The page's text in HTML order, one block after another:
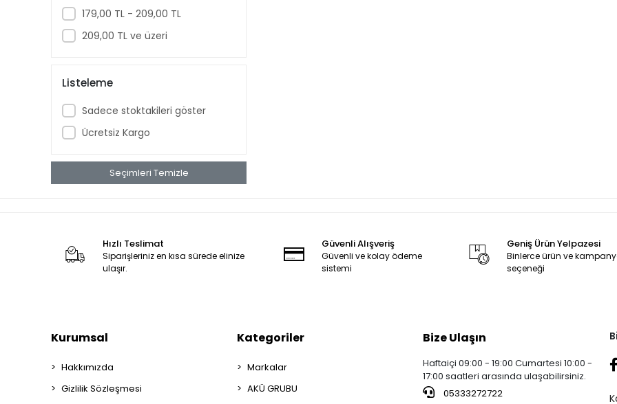
179,00 TL - 209,00 TL
209,00 TL ve üzeri
Listeleme
Sadece stoktakileri göster
Ücretsiz Kargo
Seçimleri Temizle
Hızlı Teslimat
Siparişleriniz en kısa sürede elinize
ulaşır.
Güvenli Alışveriş
Güvenli ve kolay ödeme
sistemi
Geniş Ürün Yelpazesi
Binlerce ürün ve
seçeneği
Kurumsal
Hakkımızda
Gizlilik Sözleşmesi
Kategoriler
Markalar
AKÜ GRUBU
Bize Ulaşın
Haftaiçi 09:00 - 19:00 Cumartesi 10:00 -
17:00 saatleri arasında ulaşabilirsiniz.
05333272722